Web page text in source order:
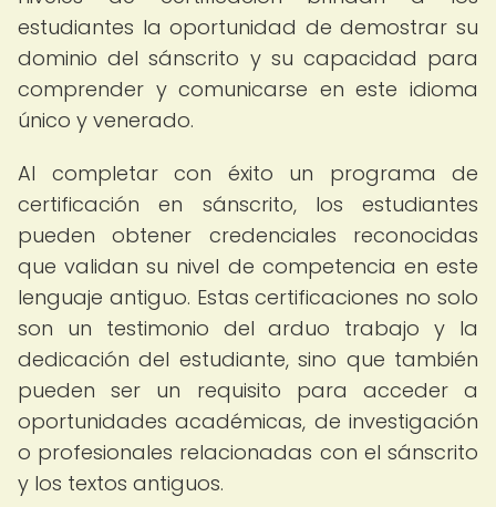
estudiantes la oportunidad de demostrar su
dominio del sánscrito y su capacidad para
comprender y comunicarse en este idioma
único y venerado.
Al completar con éxito un programa de
certificación en sánscrito, los estudiantes
pueden obtener credenciales reconocidas
que validan su nivel de competencia en este
lenguaje antiguo. Estas certificaciones no solo
son un testimonio del arduo trabajo y la
dedicación del estudiante, sino que también
pueden ser un requisito para acceder a
oportunidades académicas, de investigación
o profesionales relacionadas con el sánscrito
y los textos antiguos.